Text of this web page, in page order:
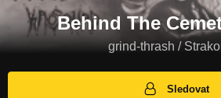
Behind The
grind-thrash /
Sledovat